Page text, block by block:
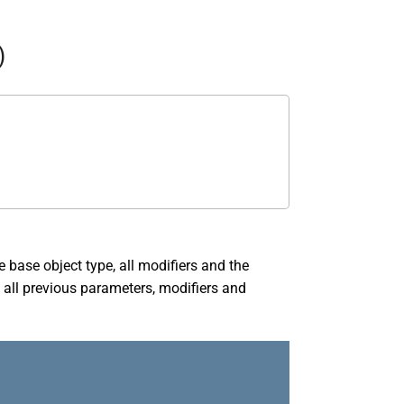
object type, all modifiers and the
previous parameters, modifiers and